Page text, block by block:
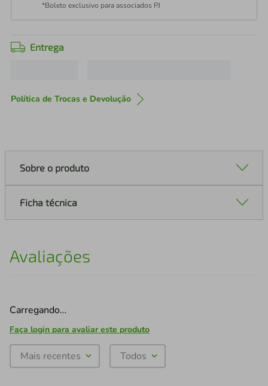
*Boleto exclusivo para associados PJ
Entrega
Política de Trocas e Devolução
Sobre o produto
Ficha técnica
Avaliações
Carregando…
Faça login para avaliar este produto
Mais recentes Todos